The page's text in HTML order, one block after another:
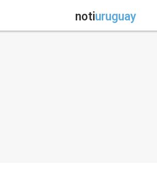
notiuruguay